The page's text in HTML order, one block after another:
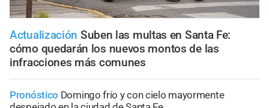
Actualización Suben las multas en Santa Fe:
cómo quedarán los nuevos montos de las
infracciones más comunes
Pronóstico Domingo frío y con cielo mayormente